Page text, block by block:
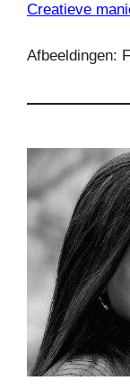
Creatieve
Afbeeldingen: